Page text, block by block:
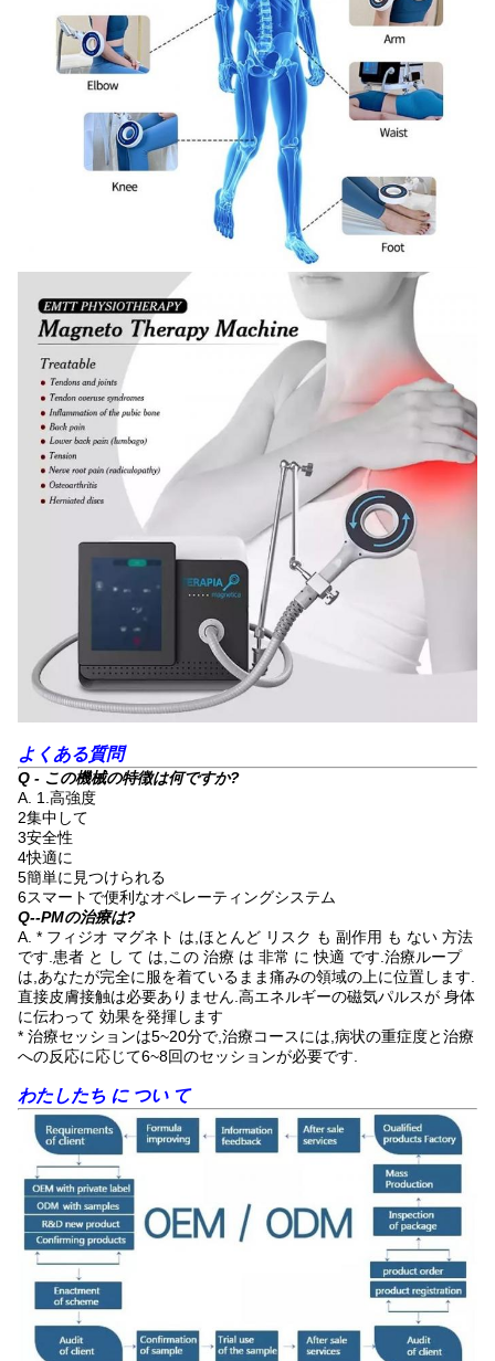
よくある質問
Q - この機械の特徴は何ですか?
A. 1.高強度
2集中して
3安全性
4快適に
5簡単に見つけられる
6スマートで便利なオペレーティングシステム
Q--PMの治療は?
A. * フィジオ マグネト は,ほとんど リスク も 副作用 も ない 方法
です.患者 と し て は,この 治療 は 非常 に 快適 です.治療ループ
は,あなたが完全に服を着ているまま痛みの領域の上に位置します.
直接皮膚接触は必要ありません.高エネルギーの磁気パルスが 身体
に伝わって 効果を発揮します
* 治療セッションは5~20分で,治療コースには,病状の重症度と治療
への反応に応じて6~8回のセッションが必要です.
わたしたち に つい て